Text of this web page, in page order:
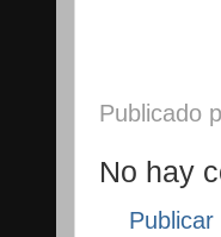
Publicado
No hay